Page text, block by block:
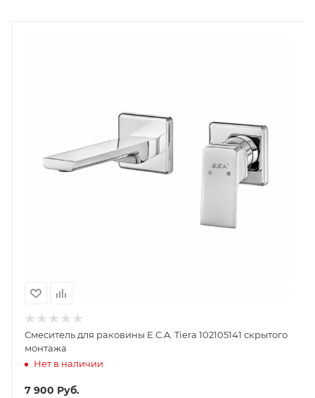
Смеситель для раковины E.C.A. Tiera 102105141 скрытого
монтажа
Нет в наличии
7 900 Руб.